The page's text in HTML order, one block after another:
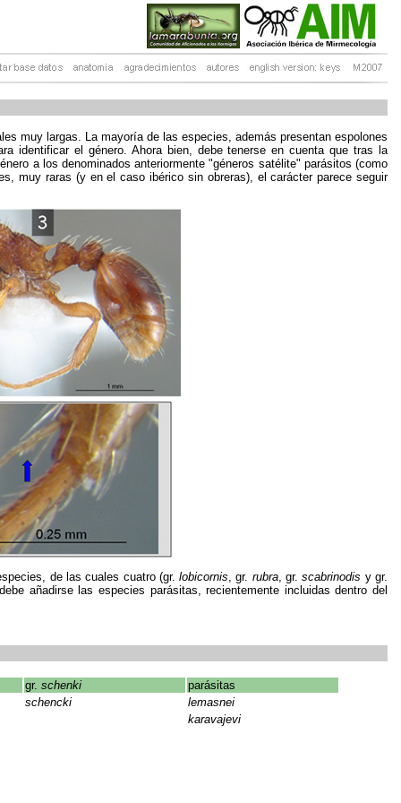
muy largas. La mayoría de las especies, además presentan espolones
identificar el género. Ahora bien, debe tenerse en cuenta que tras la
a los denominados anteriormente "géneros satélite" parásitos (como
muy raras (y en el caso ibérico sin obreras), el carácter parece seguir
de las cuales cuatro (gr.lobicornis , gr. rubra, gr.scabrinodis y gr.
añadirse las especies parásitas, recientemente incluidas dentro del
gr. schenki
parásitas
schencki
lemasnei
karavajevi